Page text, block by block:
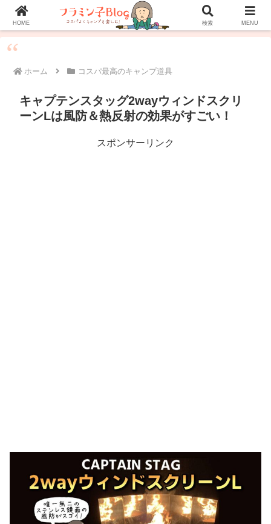
プロフィール お問い合わせ
ホーム コスパ最高のキャンプ道具
キャプテンスタッグ2wayウィンドスクリ
ーンLは風防＆熱反射の効果がすごい！
スポンサーリンク
HOME 検索 MENU